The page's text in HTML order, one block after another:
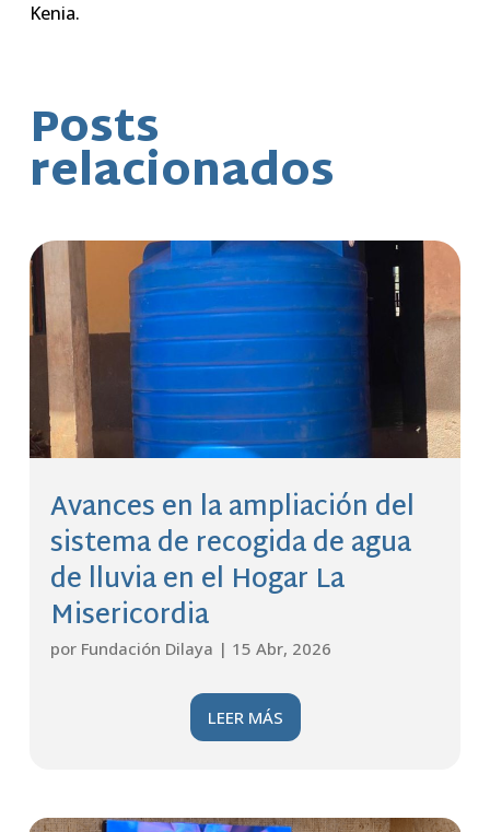
Kenia.
Posts
relacionados
Avances en la ampliación del
sistema de recogida de agua
de lluvia en el Hogar La
Misericordia
por Fundación Dilaya | 15 Abr, 2026
LEER MÁS